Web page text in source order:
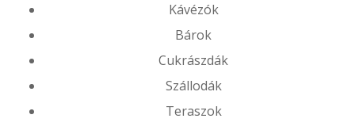
Kávézók
Bárok
Cukrászdák
Szállodák
Teraszok